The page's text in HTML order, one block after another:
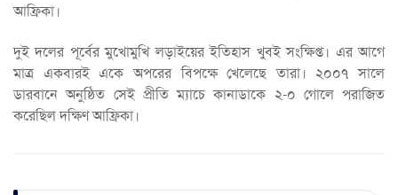
আফ্রিকা।
দুই দলের পূর্বের মুখোমুখি লড়াইয়ের ইতিহাস খুবই সংক্ষিপ্ত। এর আগে
মাত্র একবারই একে অপরের বিপক্ষে খেলেছে তারা। ২০০৭ সালে
ডারবানে অনুষ্ঠিত সেই প্রীতি ম্যাচে কানাডাকে ২-০ গোলে পরাজিত
করেছিল দক্ষিণ আফ্রিকা।